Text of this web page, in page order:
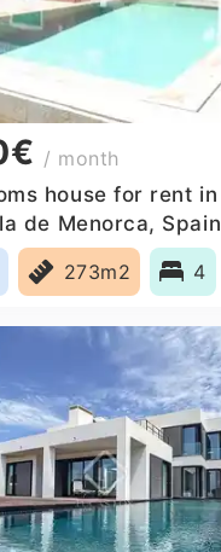
/ month
house for rent in
de Menorca, Spain
273m2 4